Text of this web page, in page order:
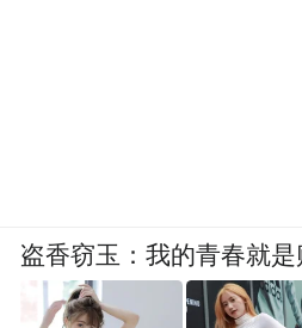
盗香窃玉：我的青春就